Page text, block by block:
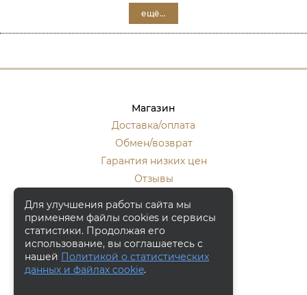
ещё...
Магазин
Доставка/оплата
Обмен/возврат
Гарантия низких цен
Отзывы
Контакты
Москва, ул. Кулакова 20, к.1.
+7 (916) 133-50-10
Для улучшения работы сайта мы
применяем файлы cookies и сервисы
статистики. Продолжая его
использование, вы соглашаетесь с
нашей Политикой о статистических
данных и файлах cookie.